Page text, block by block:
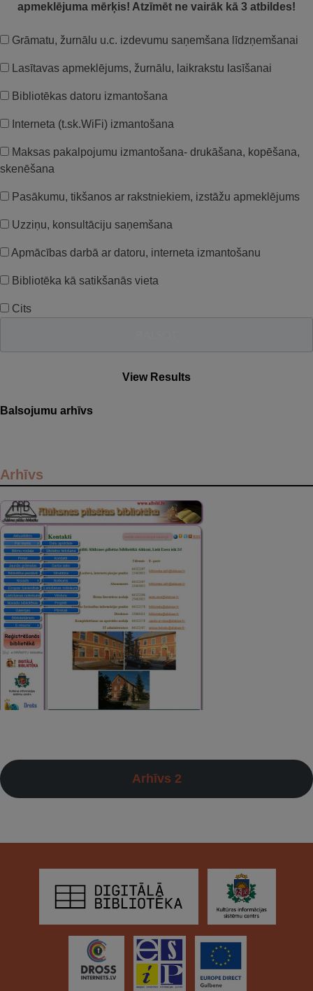
apmeklējuma mērķis! Atzīmēt ne vairāk kā 3 atbildes!
Grāmatu, žurnālu u.c. izdevumu saņemšana līdzņemšanai
Lasītavas apmeklējums, žurnālu, laikrakstu lasīšanai
Bibliotēkas datoru izmantošana
Interneta (t.sk.WiFi) izmantošana
Maksas pakalpojumu izmantošana- drukāšana, kopēšana,
skenēšana
Pasākumu, tikšanos ar rakstniekiem, izstāžu apmeklējums
Uzziņu, konsultāciju saņemšana
Apmācības darbā ar datoru, interneta izmantošanu
Bibliotēka kā satikšanās vieta
Cits
View Results
Balsojumu arhīvs
Arhīvs
Arhīvs 2